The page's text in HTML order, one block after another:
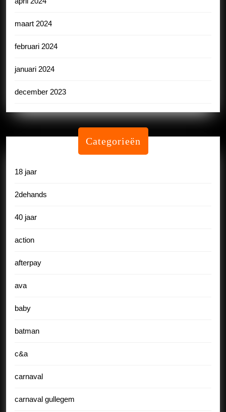
maart 2024
februari 2024
januari 2024
december 2023
Categorieën
18 jaar
2dehands
40 jaar
action
afterpay
ava
baby
batman
c&a
carnaval
carnaval gullegem